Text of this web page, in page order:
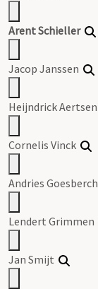
Arent Schieller
Jacop Janssen
Heijndrick Aertsen
Cornelis Vinck
Andries Goesberch
Lendert Grimmen
Jan Smijt